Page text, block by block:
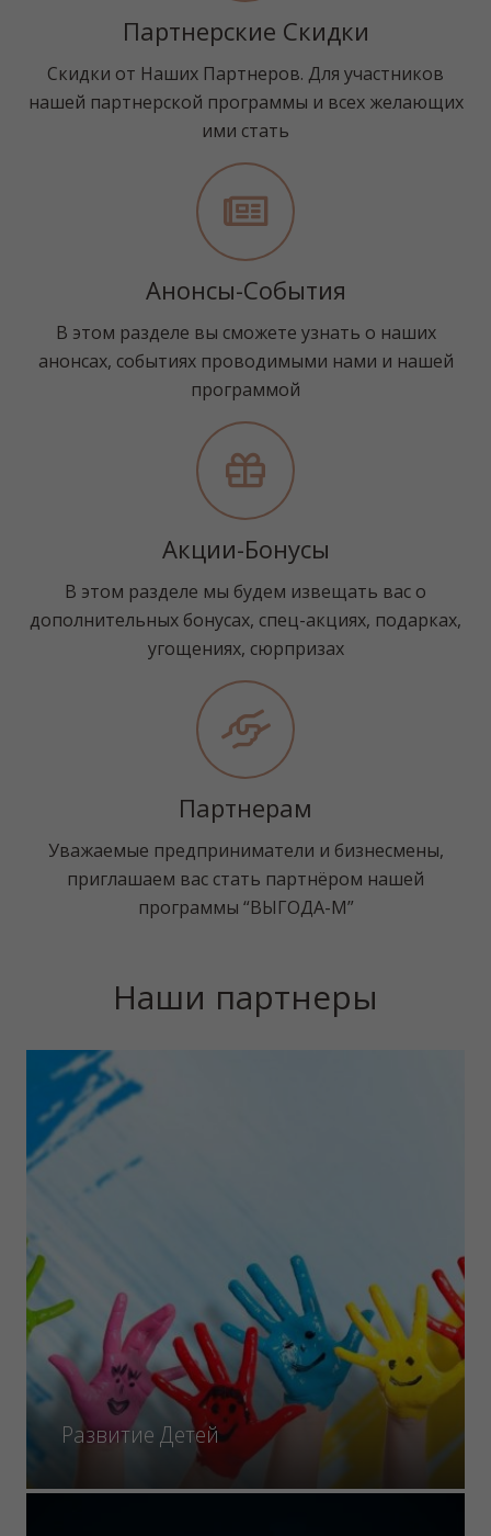
Партнерские Скидки
Скидки от Наших Партнеров. Для участников
нашей партнерской программы и всех желающих
ими стать
Анонсы-События
В этом разделе вы сможете узнать о наших
анонсах, событиях проводимыми нами и нашей
программой
Акции-Бонусы
В этом разделе мы будем извещать вас о
дополнительных бонусах, спец-акциях, подарках,
угощениях, сюрпризах
Партнерам
Уважаемые предприниматели и бизнесмены,
приглашаем вас стать партнёром нашей
программы “ВЫГОДА-М”
Наши партнеры
Развитие Детей